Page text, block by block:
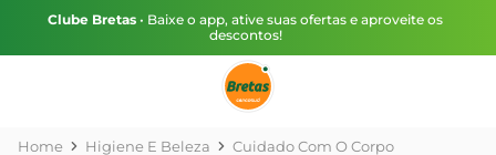
Clube Bretas • Baixe o app, ative suas ofertas e aproveite os
descontos!
Higiene E Beleza
Cuidado Com O Corpo